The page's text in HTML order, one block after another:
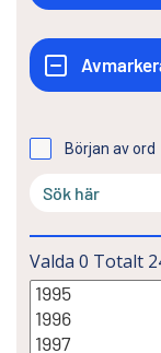
Början av ord
Valda 0 Totalt